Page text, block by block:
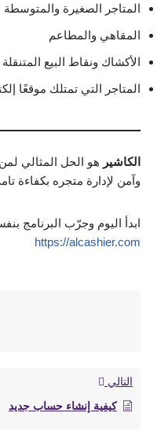
المتاجر الصغيرة والمتوسطة
المقاهي والمطاعم
الأكشاك ونقاط البيع المتنقلة
المتاجر التي تمتلك موقعًا
الكاشير هو الحل المثالي
وآمن لإدارة متجره بكفاءة
ابدأ اليوم وجرّب البرنامج
https://alcashier.com
التالي
كيفية إنشاء حساب جديد